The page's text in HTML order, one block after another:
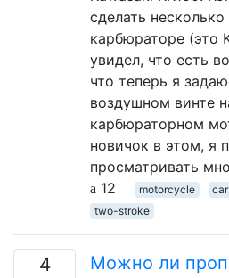
сделать
карбюраторе (это
увидел, что есть
что теперь я
воздушном винте
карбюраторном
новичок в этом, я
просматривать
12
motorcycle
two-stroke
4
Можно ли